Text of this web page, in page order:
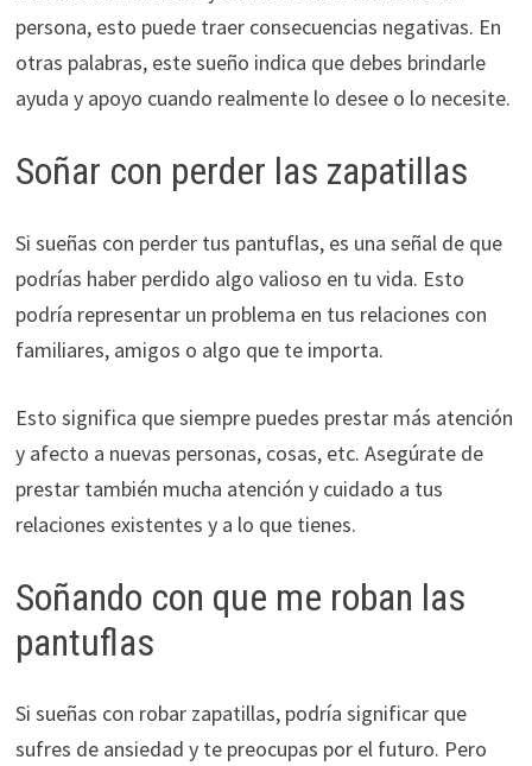
persona, esto puede traer consecuencias negativas. En
otras palabras, este sueño indica que debes brindarle
ayuda y apoyo cuando realmente lo desee o lo necesite.
Soñar con perder las zapatillas
Si sueñas con perder tus pantuflas, es una señal de que
podrías haber perdido algo valioso en tu vida. Esto
podría representar un problema en tus relaciones con
familiares, amigos o algo que te importa.
Esto significa que siempre puedes prestar más atención
y afecto a nuevas personas, cosas, etc. Asegúrate de
prestar también mucha atención y cuidado a tus
relaciones existentes y a lo que tienes.
Soñando con que me roban las
pantuflas
Si sueñas con robar zapatillas, podría significar que
sufres de ansiedad y te preocupas por el futuro. Pero